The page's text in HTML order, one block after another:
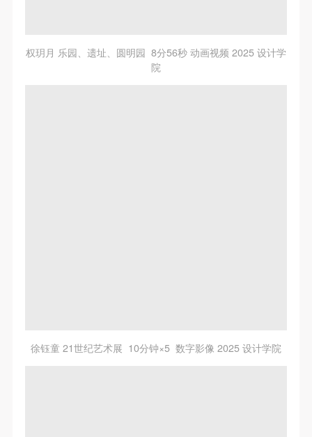
权玥月 乐园、遗址、圆明园 8分56秒 动画视频 2025 设计学
院
徐钰童 21世纪艺术展 10分钟×5 数字影像 2025 设计学院